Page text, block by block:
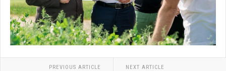
PREVIOUS ARTICLE NEXT ARTICLE